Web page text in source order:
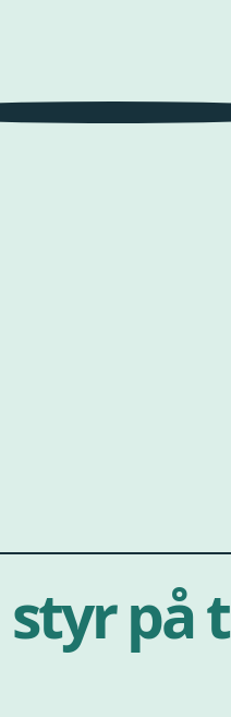
styr på